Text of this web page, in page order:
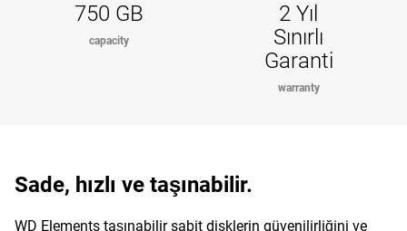
750 GB
capacity
2 Yıl
Sınırlı
Garanti
warranty
Sade, hızlı ve taşınabilir.
WD Elements taşınabilir sabit disklerin güvenilirliğini ve